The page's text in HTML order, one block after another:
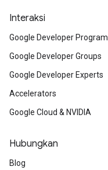
Interaksi
Google Developer Program
Google Developer Groups
Google Developer Experts
Accelerators
Google Cloud & NVIDIA
Hubungkan
Blog